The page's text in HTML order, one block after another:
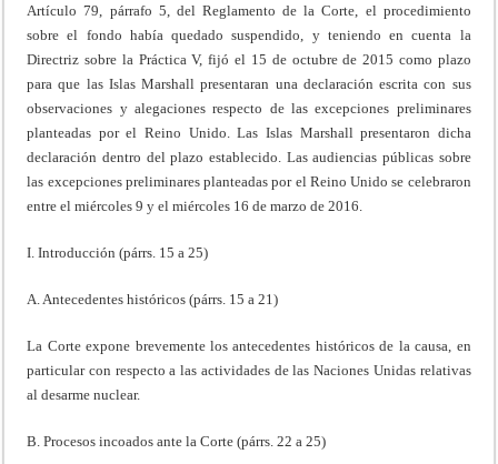
Artículo 79, párrafo 5, del Reglamento de la Corte, el procedimiento
sobre el fondo había quedado suspendido, y teniendo en cuenta la
Directriz sobre la Práctica V, fijó el 15 de octubre de 2015 como plazo
para que las Islas Marshall presentaran una declaración escrita con sus
observaciones y alegaciones respecto de las excepciones preliminares
planteadas por el Reino Unido. Las Islas Marshall presentaron dicha
declaración dentro del plazo establecido. Las audiencias públicas sobre
las excepciones preliminares planteadas por el Reino Unido se celebraron
entre el miércoles 9 y el miércoles 16 de marzo de 2016.
I. Introducción (párrs. 15 a 25)
A. Antecedentes históricos (párrs. 15 a 21)
La Corte expone brevemente los antecedentes históricos de la causa, en
particular con respecto a las actividades de las Naciones Unidas relativas
al desarme nuclear.
B. Procesos incoados ante la Corte (párrs. 22 a 25)